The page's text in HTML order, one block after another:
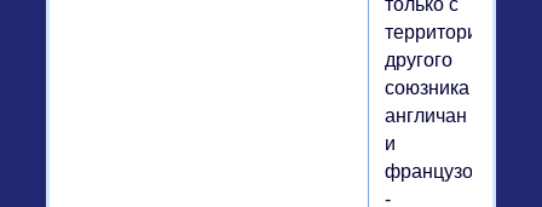
только с
территории
другого
союзника
англичан
и
французов
-